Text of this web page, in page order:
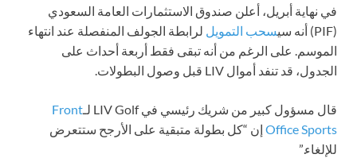
في نهاية أبريل، أعلن صندوق الاستثمارات العامة السعودي
(PIF) أنه سي
سحب التمويل لرابطة الجولف المنفصلة عند انتهاء
الموسم. على الرغم من أنه تبقى فقط أربعة أحداث على
الجدول، قد تنفد أموال LIV قبل وصول البطولات.
قال مسؤول كبير من شريك رئيسي في LIV Golf لـ
Front
Office Sports إن “كل بطولة متبقية على الأرجح ستتعرض
للإلغاء.”